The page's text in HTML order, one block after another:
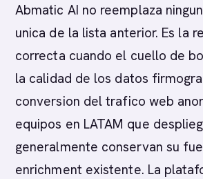
Abmatic AI no reemplaza
unica de la lista anterior. Es la
correcta cuando el cuello de
la calidad de los datos
conversion del trafico web
equipos en LATAM que
generalmente conservan su
enrichment existente. La